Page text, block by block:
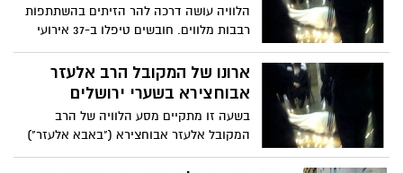
הלוויה עושה דרכה להר הזיתים בהשתתפות
רבבות מלווים. חובשים טיפלו ב-37 אירועי
התעלפויות והתייבשות
ארונו של המקובל הרב אלעזר
אבוחצירא בשערי ירושלים
בשעה זו מתקיים מסע הלוויה של הרב
המקובל אלעזר אבוחצירא ("באבא אלעזר")
זצ"ל, אשר נרצח בישיבתו בבאר שבע אמש